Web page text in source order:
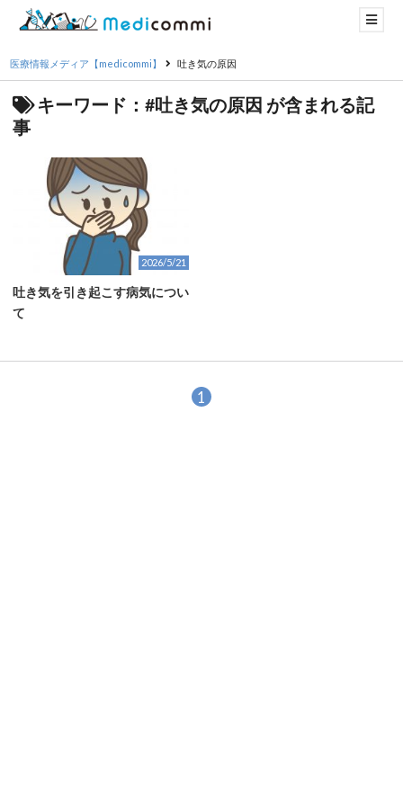
医療情報メディア【medicommi】 吐き気の原因
キーワード：#吐き気の原因 が含まれる記
事
2026/5/21
吐き気を引き起こす病気につい
て
1